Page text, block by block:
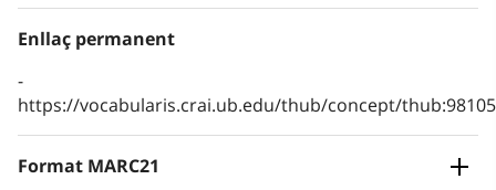
Enllaç permanent
https://vocabularis.crai.ub.edu/thub/concept/
Format MARC21